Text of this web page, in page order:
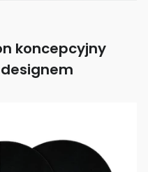
koncepcyjny
designem